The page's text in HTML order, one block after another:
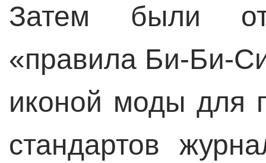
Затем были
«правила Би-Би-
иконой моды для
стандартов